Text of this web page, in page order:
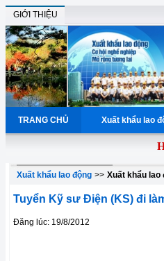
GIỚI THIỆU
TRANG CHỦ Xuất khẩu lao
Xuất khẩu lao động >> Xuất khẩu lao
Tuyển Kỹ sư Điện (KS) đi
Đăng lúc: 19/8/2012